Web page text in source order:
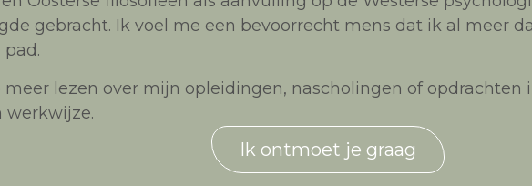
gebracht. Ik voel me een bevoorrecht mens dat ik al meer
meer lezen over mijn opleidingen, nascholingen of opdrachten
werkwijze.
Ik ontmoet je graag